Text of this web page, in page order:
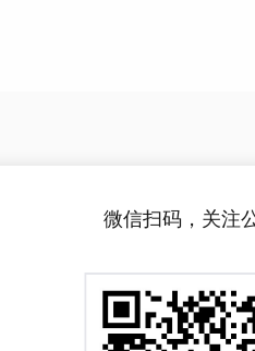
微信扫码，关注